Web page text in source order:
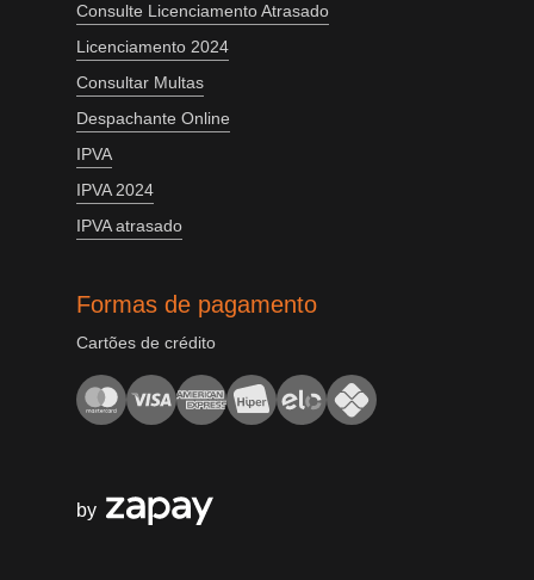
Consulte Licenciamento Atrasado
Licenciamento 2024
Consultar Multas
Despachante Online
IPVA
IPVA 2024
IPVA atrasado
Formas de pagamento
Cartões de crédito
by